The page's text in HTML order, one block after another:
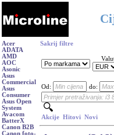
Acer
ADATA
AMD
AOC
Asonic
Asus
Commercial
Asus
Consumer
Asus Open
System
Avacom
BatterX
Canon B2B
Canon foto-
Sakrij filtre
Od: do:
Akcije Hitovi Novi